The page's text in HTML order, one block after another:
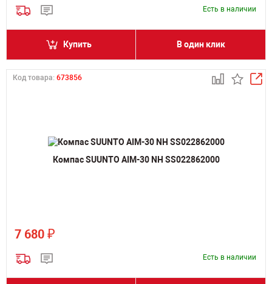
Есть в наличии
Купить В один клик
Код товара: 673856
Компас SUUNTO AIM-30 NH SS022862000
7 680 ₽
Есть в наличии